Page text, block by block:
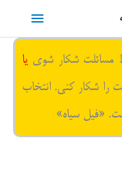
فهرست
مسائلت شکار شوی یا
را شکار کنی. انتخاب
«فیل سیاه»